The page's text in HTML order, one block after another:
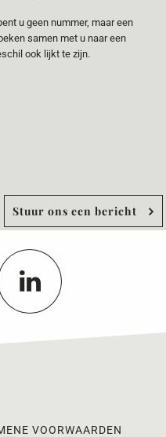
u geen nummer, maar een
samen met u naar een
ook lijkt te zijn.
Stuur ons een bericht
VOORWAARDEN